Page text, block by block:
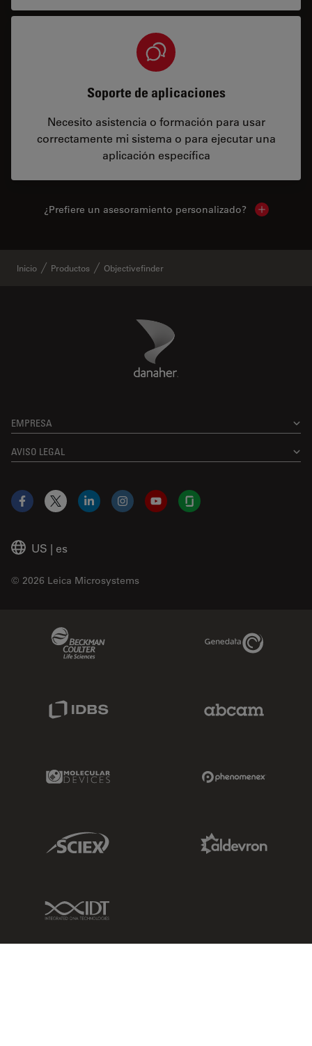
Soporte de aplicaciones
Necesito asistencia o formación para usar
correctamente mi sistema o para ejecutar una
aplicación específica
¿Prefiere un asesoramiento personalizado? Show local
Inicio Productos Objectivefinder
Danaher Logo
EMPRESA
AVISO LEGAL
US | es
© 2026 Leica Microsystems
Facebook
X LinkedInInstagramYouTubeGlassdoor
Genedata Link
Molecular Devices Link
Sciex Link
IDT Link